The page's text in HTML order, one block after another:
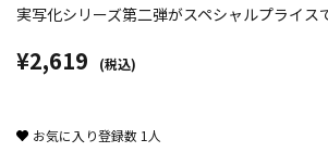
実写化シリーズ第二弾がスペシャルプライス
¥2,619 (税込)
お気に入り登録数 1 人